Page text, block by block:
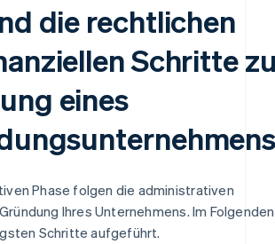
die rechtlichen
Schritte
eines
Phase folgen die administrativen
Ihres Unternehmens. Im Folgenden
Schritte aufgeführt.